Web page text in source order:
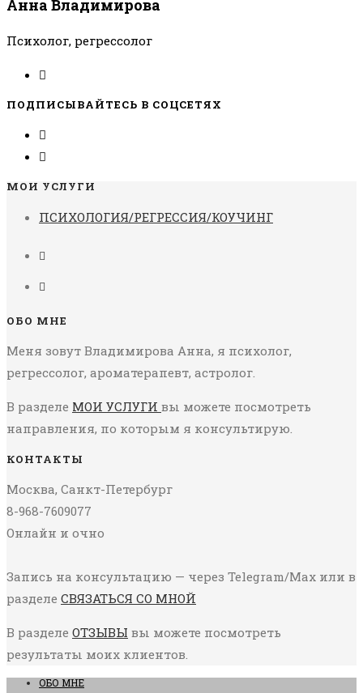
Анна Владимирова
Психолог, регрессолог
ПОДПИСЫВАЙТЕСЬ В СОЦСЕТЯХ
МОИ УСЛУГИ
ПСИХОЛОГИЯ/РЕГРЕССИЯ/КОУЧИНГ
ОБО МНЕ
Меня зовут Владимирова Анна, я психолог,
регрессолог, ароматерапевт, астролог.
В разделе МОИ УСЛУГИ вы можете посмотреть
направления, по которым я консультирую.
КОНТАКТЫ
Москва, Санкт-Петербург
8-968-7609077
Онлайн и очно
Запись на консультацию — через Telegram/Max или в
разделе СВЯЗАТЬСЯ СО МНОЙ
В разделе ОТЗЫВЫ вы можете посмотреть
результаты моих клиентов.
ОБО МНЕ